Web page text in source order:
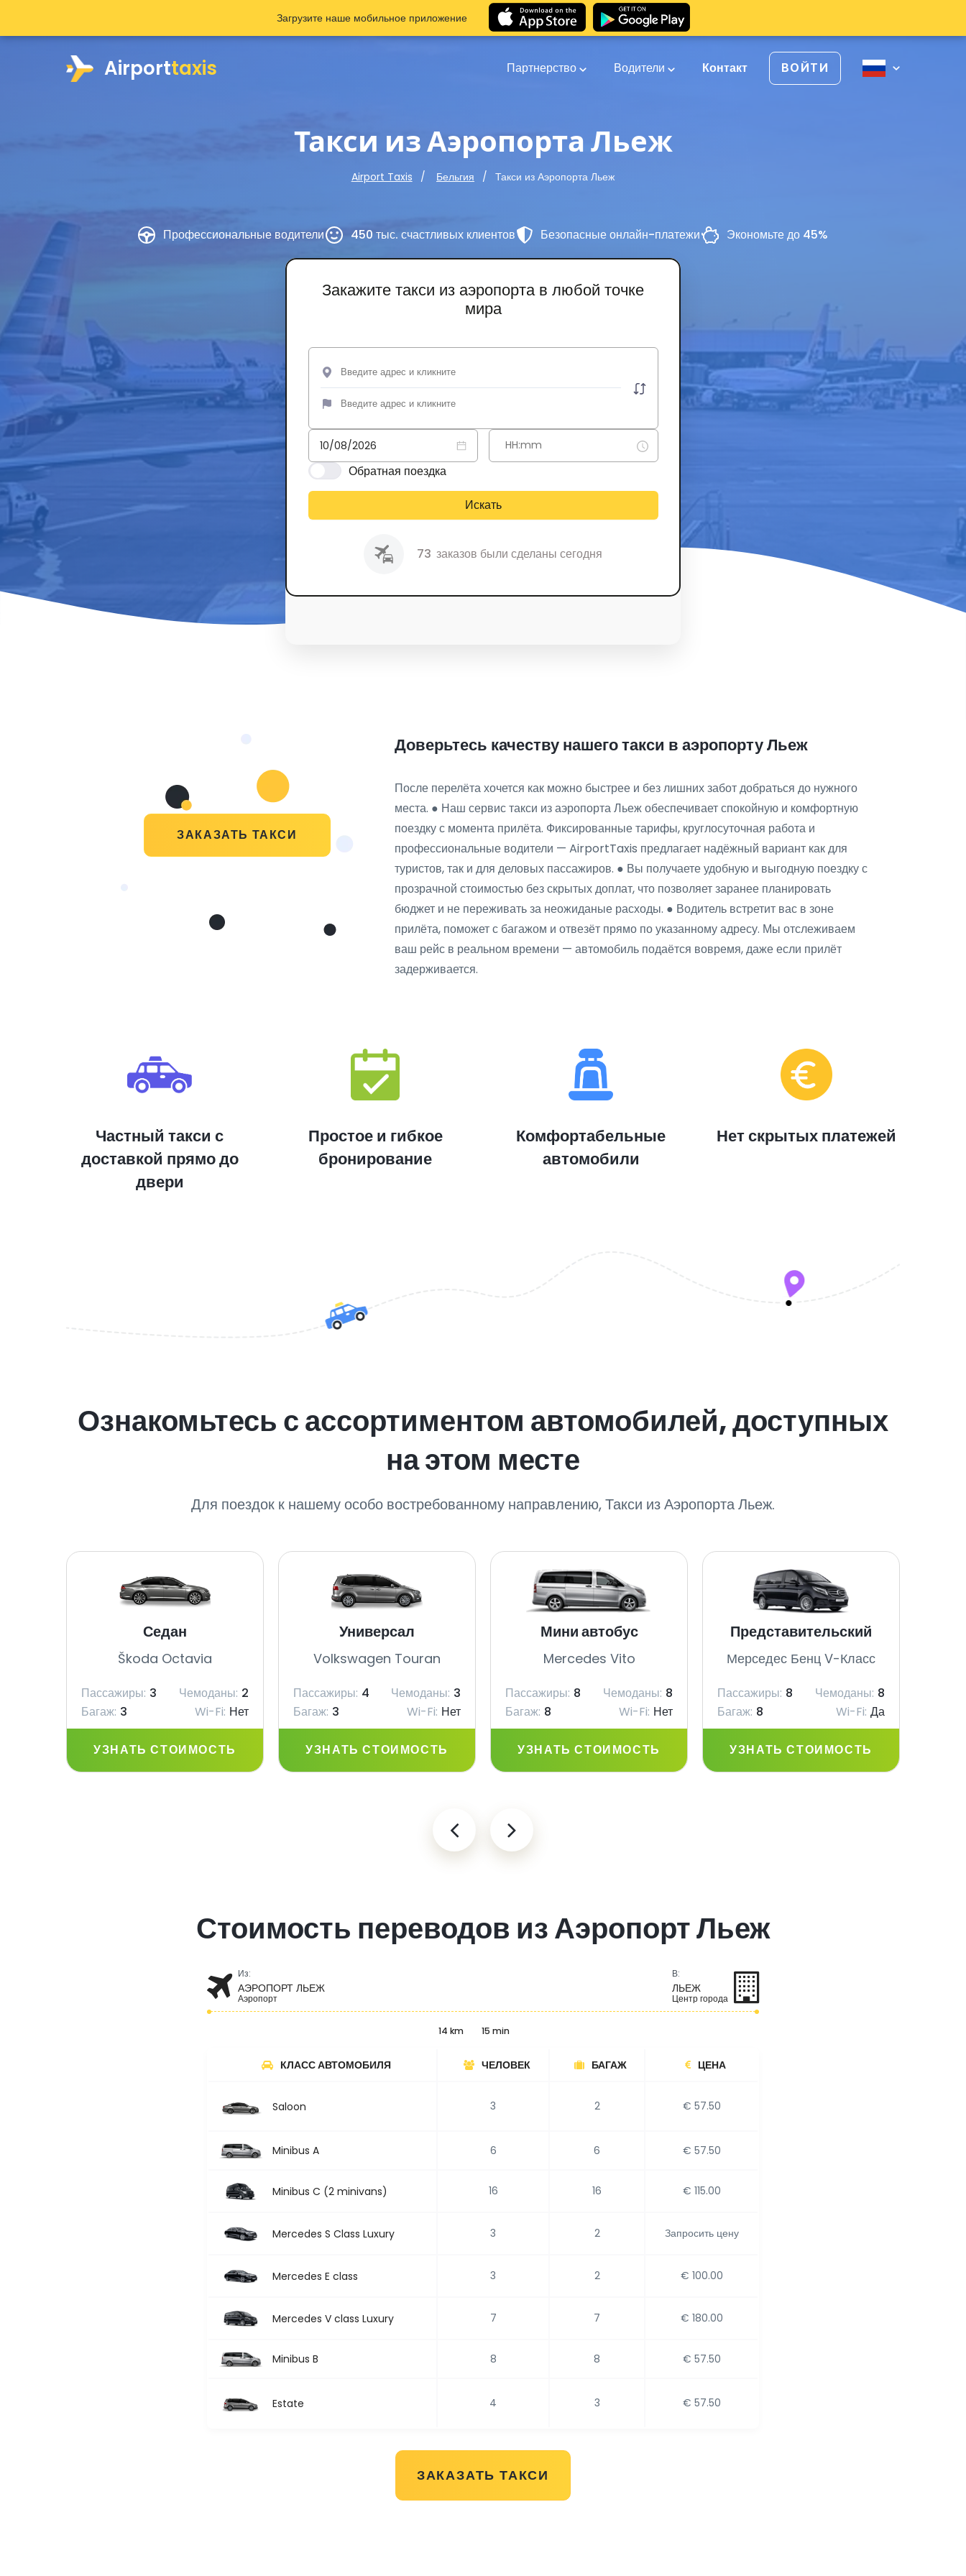
Airporttaxis Партнерство Водители Контакт ВОЙТИ
Такси из Аэропорта Льеж
Airport Taxis Бельгия Такси из Аэропорта Льеж
Профессиональные водители 450 тыс. счастливых клиентов Безопасные онлайн-платежи Экономьте до 45%
Закажите такси из аэропорта в любой точке
мира
Обратная поездка
Искать
73 заказов были сделаны сегодня
Загрузите наше мобильное приложение
ЗАКАЗАТЬ ТАКСИ
Доверьтесь качеству нашего такси в аэропорту Льеж
После перелёта хочется как можно быстрее и без лишних забот добраться до нужного
места. ● Наш сервис такси из аэропорта Льеж обеспечивает спокойную и комфортную
поездку с момента прилёта. Фиксированные тарифы, круглосуточная работа и
профессиональные водители — AirportTaxis предлагает надёжный вариант как для
туристов, так и для деловых пассажиров. ● Вы получаете удобную и выгодную поездку с
прозрачной стоимостью без скрытых доплат, что позволяет заранее планировать
бюджет и не переживать за неожиданые расходы. ● Водитель встретит вас в зоне
прилёта, поможет с багажом и отвезёт прямо по указанному адресу. Мы отслеживаем
ваш рейс в реальном времени — автомобиль подаётся вовремя, даже если прилёт
задерживается.
Частный такси с
доставкой прямо до
двери
Простое и гибкое
бронирование
Комфортабельные
автомобили
Нет скрытых платежей
Ознакомьтесь с ассортиментом автомобилей, доступных
на этом месте
Для поездок к нашему особо востребованному направлению, Такси из Аэропорта Льеж.
Седан
Škoda Octavia
Пассажиры: 3 Чемоданы: 2
Багаж: 3 Wi-Fi: Нет
УЗНАТЬ СТОИМОСТЬ
Универсал
Volkswagen Touran
Пассажиры: 4 Чемоданы: 3
Багаж: 3 Wi-Fi: Нет
УЗНАТЬ СТОИМОСТЬ
Мини автобус
Mercedes Vito
Пассажиры: 8 Чемоданы: 8
Багаж: 8 Wi-Fi: Нет
УЗНАТЬ СТОИМОСТЬ
Представительский
Мерседес Бенц V-Класс
Пассажиры: 8 Чемоданы: 8
Багаж: 8 Wi-Fi: Да
УЗНАТЬ СТОИМОСТЬ
Стоимость переводов из Аэропорт Льеж
Из:
АЭРОПОРТ ЛЬЕЖ
Аэропорт
В:
ЛЬЕЖ
Центр города
14 km 15 min
КЛАСС АВТОМОБИЛЯ ЧЕЛОВЕК БАГАЖ ЦЕНА
Saloon 3 2 € 57.50
Minibus A 6 6 € 57.50
Minibus C (2 minivans) 16 16 € 115.00
Mercedes S Class Luxury 3 2 Запросить цену
Mercedes E class 3 2 € 100.00
Mercedes V class Luxury 7 7 € 180.00
Minibus B 8 8 € 57.50
Estate 4 3 € 57.50
ЗАКАЗАТЬ ТАКСИ